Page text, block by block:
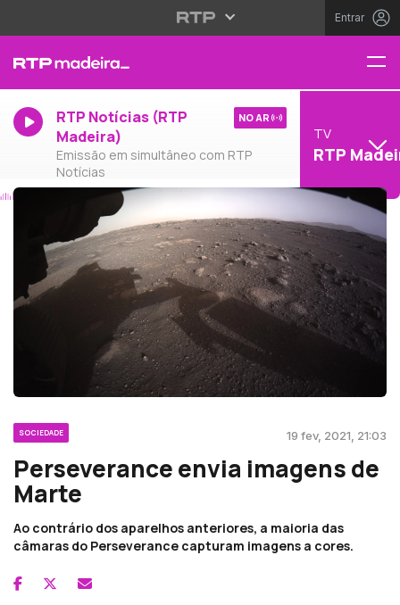
Entrar
RTP Notícias (RTP
Madeira)
Emissão em simultâneo com RTP
Notícias
NO AR
TV
RTP
SOCIEDADE 19 fev, 2021, 21:03
Perseverance envia imagens de
Marte
Ao contrário dos aparelhos anteriores, a maioria das
câmaras do Perseverance capturam imagens a cores.